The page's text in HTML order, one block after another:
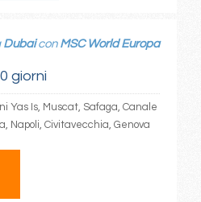
giorni
Dubaicon MSC World Europa
Yas Is, Muscat, Safaga, Canale
Napoli, Civitavecchia, Genova